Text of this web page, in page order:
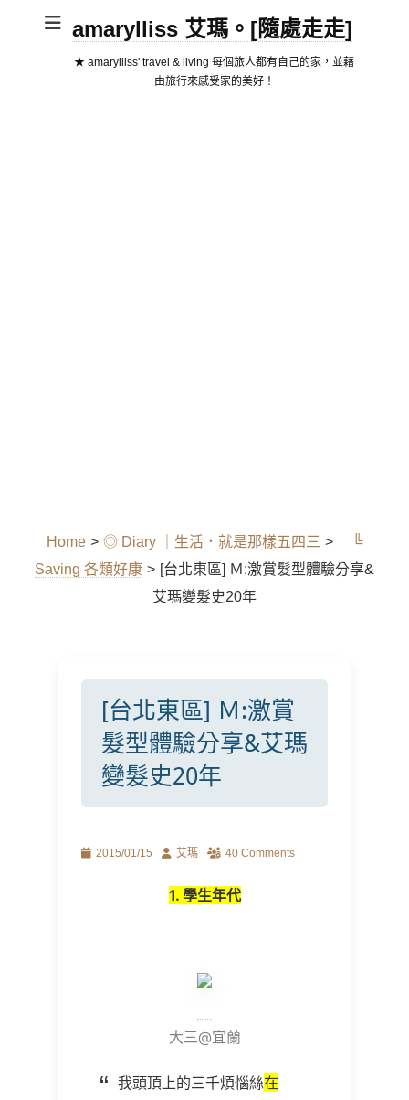
amarylliss 艾瑪。[隨處走走]
★ amarylliss' travel & living 每個旅人都有自己的家，並藉
由旅行來感受家的美好！
Home > ◎ Diary ｜生活．就是那樣五四三 >
╚
Saving 各類好康 > [台北東區] Ｍ:激賞髮型體驗分享&
艾瑪變髮史20年
[台北東區] Ｍ:激賞
髮型體驗分享&艾瑪
變髮史20年
Posted2015/01/15 Author
艾瑪 40 Comments
1. 學生年代
大三@宜蘭
我頭頂上的三千煩惱絲在